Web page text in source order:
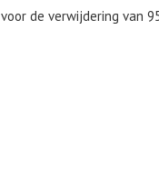
de verwijdering van